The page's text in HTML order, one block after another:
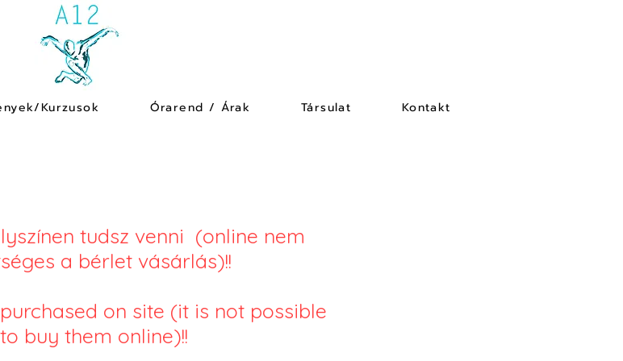
Kurzusok Órarend / Árak Társulat Kontakt
tudsz venni (online nem
a bérlet vásárlás)!!
on site (it is not possible
to buy them online)!!